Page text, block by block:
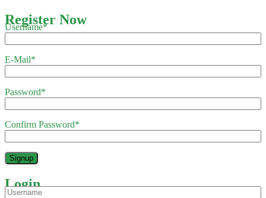
Register Now
Username*
E-Mail*
Password*
Confirm Password*
Login